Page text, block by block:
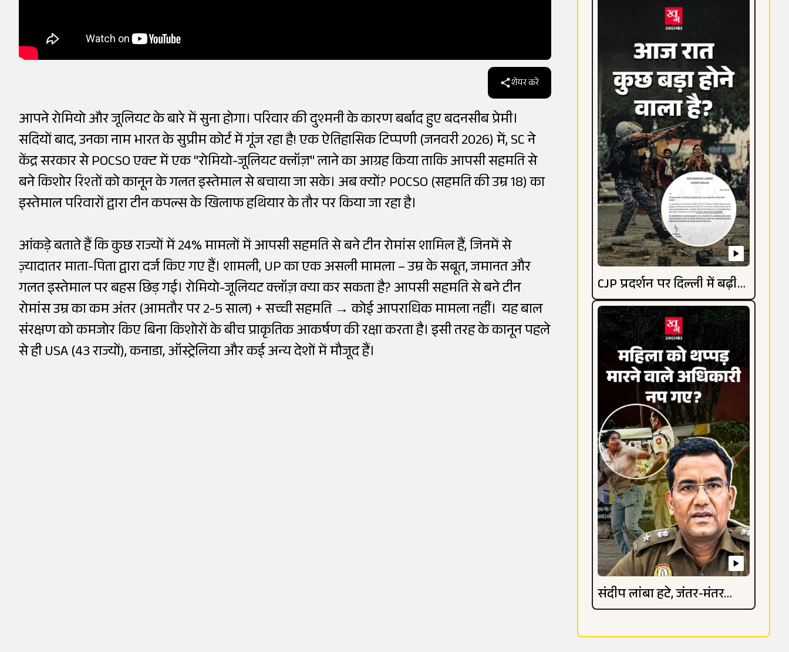
शेयर करें
आपने रोमियो और जूलियट के बारे में सुना होगा। परिवार की दुश्मनी के कारण बर्बाद हुए बदनसीब प्रेमी।
सदियों बाद, उनका नाम भारत के सुप्रीम कोर्ट में गूंज रहा है! एक ऐतिहासिक टिप्पणी (जनवरी 2026) में, SC ने
केंद्र सरकार से POCSO एक्ट में एक "रोमियो-जूलियट क्लॉज़" लाने का आग्रह किया ताकि आपसी सहमति से
बने किशोर रिश्तों को कानून के गलत इस्तेमाल से बचाया जा सके। अब क्यों? POCSO (सहमति की उम्र 18) का
इस्तेमाल परिवारों द्वारा टीन कपल्स के खिलाफ हथियार के तौर पर किया जा रहा है।
आंकड़े बताते हैं कि कुछ राज्यों में 24% मामलों में आपसी सहमति से बने टीन रोमांस शामिल हैं, जिनमें से
ज़्यादातर माता-पिता द्वारा दर्ज किए गए हैं। शामली, UP का एक असली मामला – उम्र के सबूत, जमानत और
गलत इस्तेमाल पर बहस छिड़ गई। रोमियो-जूलियट क्लॉज़ क्या कर सकता है? आपसी सहमति से बने टीन
रोमांस उम्र का कम अंतर (आमतौर पर 2-5 साल) + सच्ची सहमति → कोई आपराधिक मामला नहीं। यह बाल
संरक्षण को कमजोर किए बिना किशोरों के बीच प्राकृतिक आकर्षण की रक्षा करता है। इसी तरह के कानून पहले
से ही USA (43 राज्यों), कनाडा, ऑस्ट्रेलिया और कई अन्य देशों में मौजूद हैं।
CJP प्रदर्शन पर दिल्ली में बढ़ी
हलचल
संदीप लांबा हटे, जंतर-मंतर
विवाद गहराया